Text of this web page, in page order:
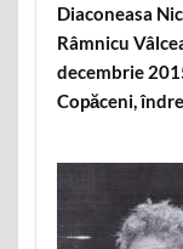
Diaconeasa
Râmnicu
decembrie
Copăceni,